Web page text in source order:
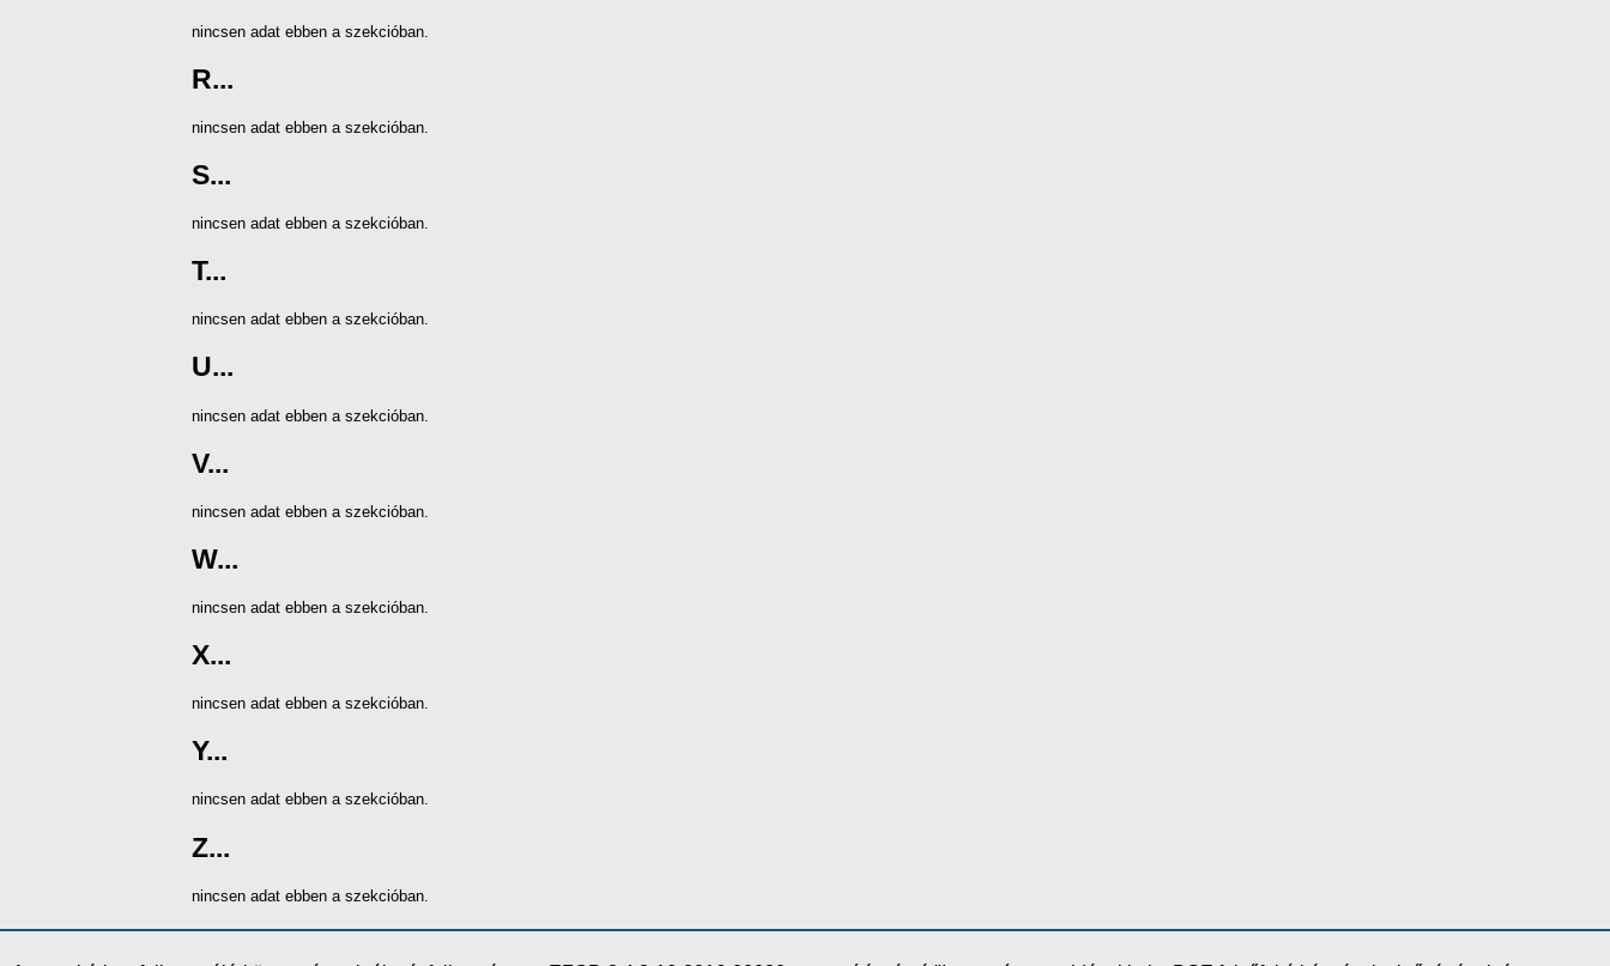
nincsen adat ebben a szekcióban.
R...
nincsen adat ebben a szekcióban.
S...
nincsen adat ebben a szekcióban.
T...
nincsen adat ebben a szekcióban.
U...
nincsen adat ebben a szekcióban.
V...
nincsen adat ebben a szekcióban.
W...
nincsen adat ebben a szekcióban.
X...
nincsen adat ebben a szekcióban.
Y...
nincsen adat ebben a szekcióban.
Z...
nincsen adat ebben a szekcióban.